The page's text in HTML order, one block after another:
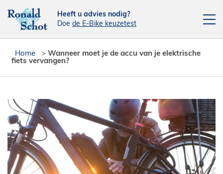
Heeft u advies nodig?
Doe de E-Bike keuzetest
Fietsendragers
Leasefiets
Verhuur
Contact
Home > Wanneer moet je de accu van je elektrische
fiets vervangen?